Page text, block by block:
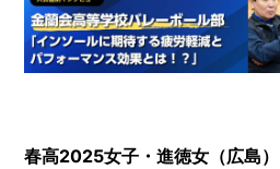
春高2025女子・進徳女（広島）